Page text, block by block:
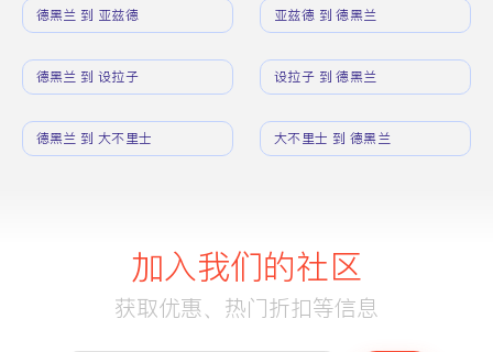
德黑兰 到 亚兹德 亚兹德 到 德黑兰
德黑兰 到 设拉子 设拉子 到 德黑兰
德黑兰 到 大不里士 大不里士 到 德黑兰
加入我们的社区
获取优惠、热门折扣等信息